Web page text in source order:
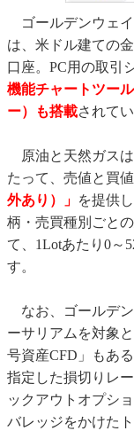
ゴールデンウェ
は、米ドル建ての
口座。PC用の取引
機能チャートツー
ー）も搭載されてい
原油と天然ガスは
たって、売値と買
外あり）」 を提供
柄・売買種別ごと
て、1Lotあたり0～
す。
なお、ゴールデン
ーサリアムを対象
号資産CFD」もあ
指定した損切りレ
ックアウトオプシ
バレッジをかけた